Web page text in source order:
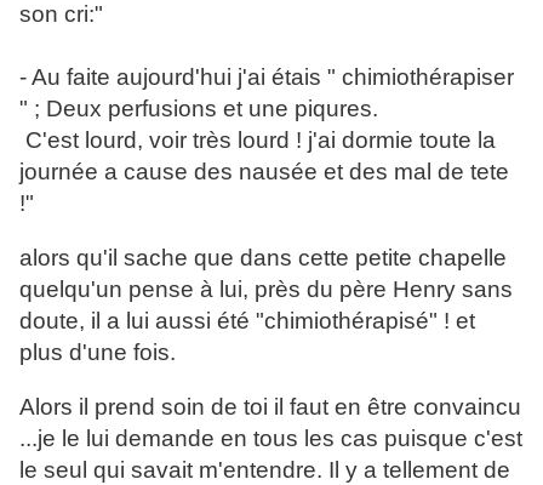
son cri:"
- Au faite aujourd'hui j'ai étais " chimiothérapiser
" ; Deux perfusions et une piqures.
C'est lourd, voir très lourd ! j'ai dormie toute la
journée a cause des nausée et des mal de tete
!"
alors qu'il sache que dans cette petite chapelle
quelqu'un pense à lui, près du père Henry sans
doute, il a lui aussi été "chimiothérapisé" ! et
plus d'une fois.
Alors il prend soin de toi il faut en être convaincu
...je le lui demande en tous les cas puisque c'est
le seul qui savait m'entendre. Il y a tellement de